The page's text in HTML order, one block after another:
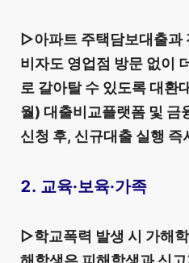
▷아파트 주택담보대출과
비자도 영업점 방문 없이
로 갈아탈 수 있도록 대환
월) 대출비교플랫폼 및 금
신청 후, 신규대출 실행 즉
2. 교육·보육·가족
▷학교폭력 발생 시 가해